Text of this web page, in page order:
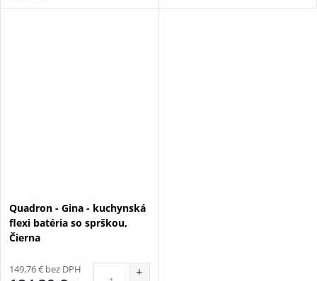
Quadron - Gina - kuchynská
flexi batéria so sprškou,
Čierna
149,76 € bez DPH